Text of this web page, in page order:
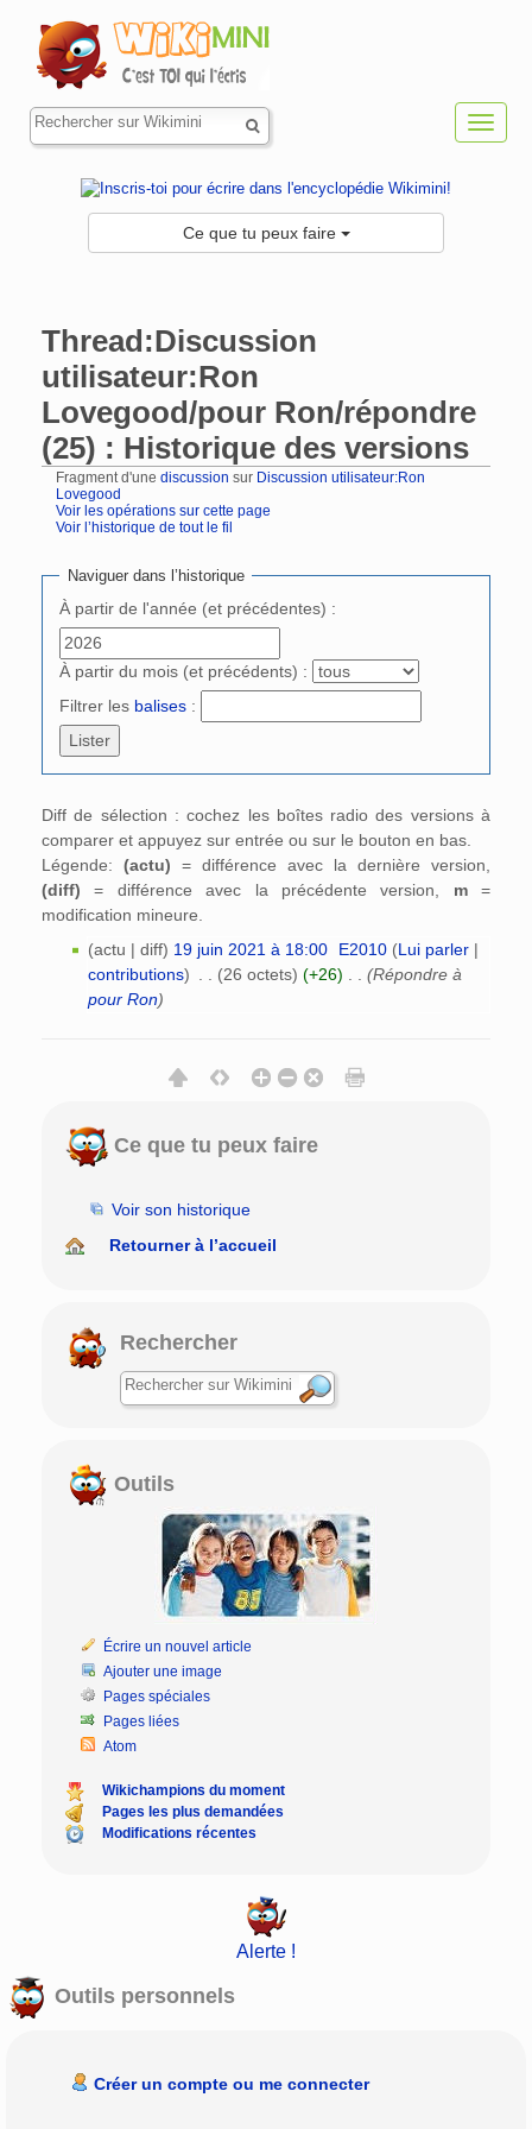
Ce que tu peux faire
Thread:Discussion
utilisateur:Ron
Lovegood/pour Ron/répondre
(25) : Historique des versions
Fragment d'une discussion sur Discussion utilisateur:Ron
Lovegood
Voir les opérations sur cette page
Voir l’historique de tout le fil
Naviguer dans l’historique
À partir de l'année (et précédentes) :
À partir du mois (et précédents) :
Filtrer les balises :
Diff de sélection : cochez les boîtes radio des versions à
comparer et appuyez sur entrée ou sur le bouton en bas.
Légende: (actu) = différence avec la dernière version,
(diff) = différence avec la précédente version, m=
modification mineure.
(actu | diff) 19 juin 2021 à 18:00‎ E2010 (Lui parler |
contributions) (26 octets) (+26)
(Répondre à
pour Ron)
Ce que tu peux faire
Voir son historique
Retourner à l’accueil
Rechercher
Outils
Écrire un nouvel article
Ajouter une image
Pages spéciales
Pages liées
Atom
Wikichampions du moment
Pages les plus demandées
Modifications récentes
Alerte !
Outils personnels
Créer un compte ou me connecter